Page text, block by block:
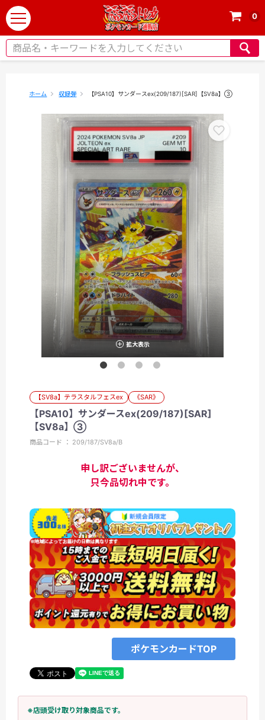
t
o
g
0
ホーム 収録弾 【PSA10】サンダースex(209/187)[SAR]【SV8a】③
拡大表示
【SV8a】テラスタルフェスex 《SAR》
【PSA10】サンダースex(209/187)[SAR]
【SV8a】③
商品コード ： 209/187/SV8a/B
申し訳ございませんが、
只今品切れ中です。
ポケモンカードTOP
※店頭受け取り対象商品です。